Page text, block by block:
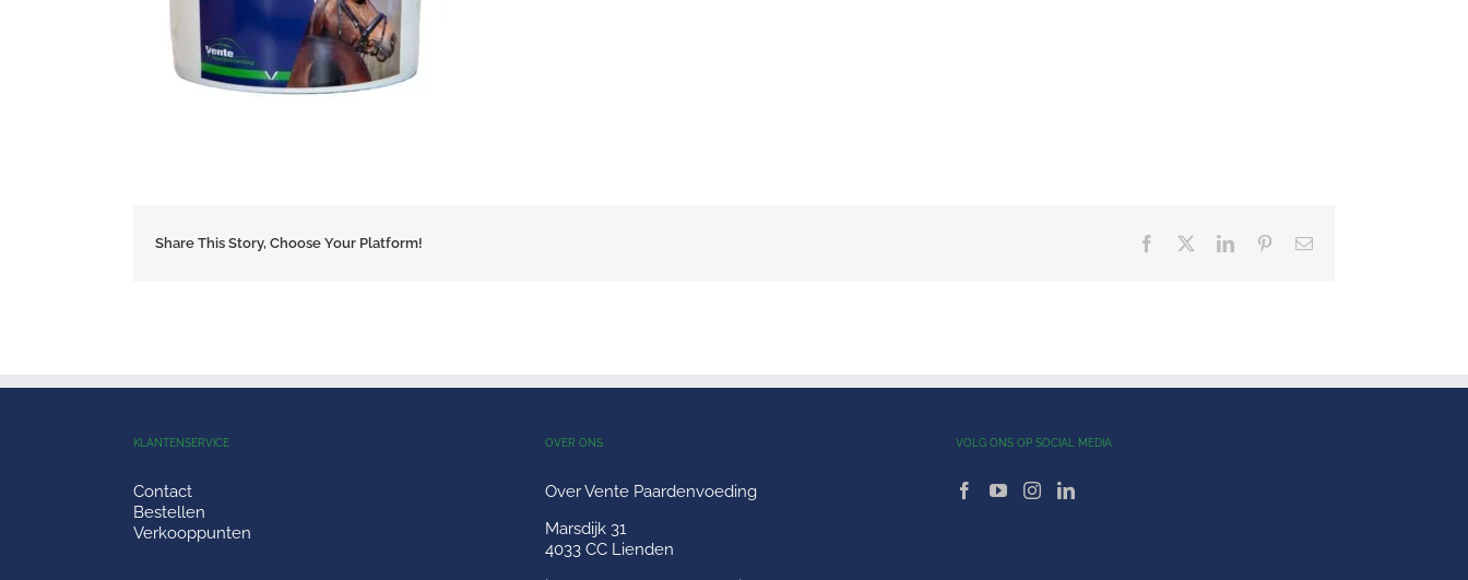
Share This Story, Choose Your Platform! Facebook LinkedInPinterest
E-
KLANTENSERVICE
Contact
Bestellen
Verkooppunten
OVER ONS
Over Vente Paardenvoeding
Marsdijk 31
4033 CC Lienden
VOLG ONS OP SOCIAL MEDIA